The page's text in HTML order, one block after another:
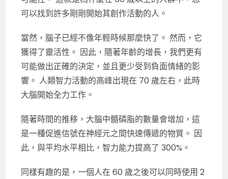
可以找到許多剛剛開始其創作活動的人。
當然，腦子已經不像年輕時候那麼快了。 然而，它
獲得了靈活性。 因此，隨著年齡的增長，我們更有
可能做出正確的決定，並且更少受到負面情緒的影
響。 人類智力活動的高峰出現在 70 歲左右，此時
大腦開始全力工作。
隨著時間的推移，大腦中髓磷脂的數量會增加，這
是一種促進信號在神經元之間快速傳遞的物質。 因
此，與平均水平相比，智力能力提高了 300%。
同樣有趣的是，一個人在 60 歲之後可以同時使用 2